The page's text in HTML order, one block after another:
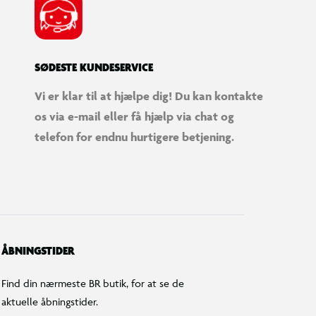
SØDESTE KUNDESERVICE
Vi er klar til at hjælpe dig! Du kan kontakte
os via e-mail eller få hjælp via chat og
telefon for endnu hurtigere betjening.
ÅBNINGSTIDER
Find din nærmeste BR butik, for at se de
aktuelle åbningstider.